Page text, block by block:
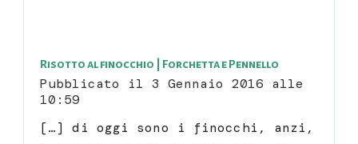
Risotto al finocchio | Forchetta e Pennello
Pubblicato il 3 Gennaio 2016 alle
10:59
[…] di oggi sono i finocchi, anzi,